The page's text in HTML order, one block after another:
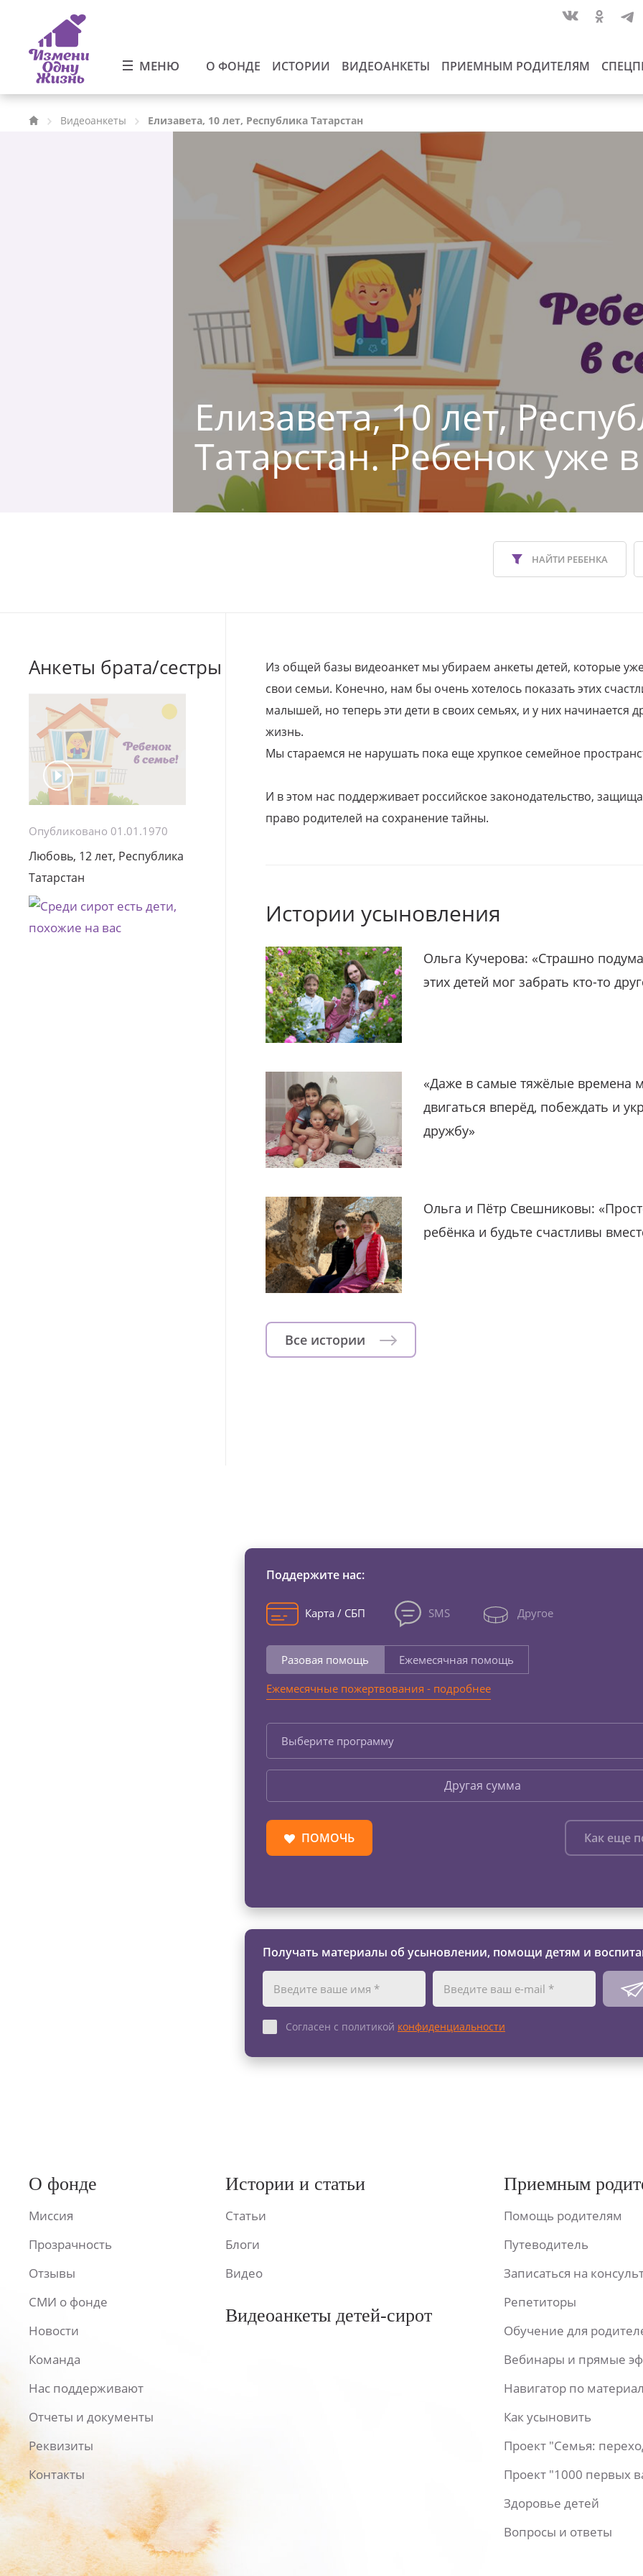
МЕНЮ О ФОНДЕ ИСТОРИИ ВИДЕОАНКЕТЫ ПРИЕМНЫМ РОДИТЕЛЯМ
Видеоанкеты Елизавета, 10 лет, Республика Татарстан
Елизавета, 10 лет,
Татарстан. Ребенок уже
НАЙТИ РЕБЕНКА
Анкеты брата/сестры
Опубликовано 01.01.1970
Любовь, 12 лет, Республика
Татарстан
Из общей базы видеоанкет мы убираем анкеты детей, которые
свои семьи. Конечно, нам бы очень хотелось показать этих
малышей, но теперь эти дети в своих семьях, и у них начинается
жизнь.
Мы стараемся не нарушать пока еще хрупкое семейное
И в этом нас поддерживает российское законодательство,
право родителей на сохранение тайны.
Истории усыновления
Ольга Кучерова: «Страшно
этих детей мог забрать кто-то
«Даже в самые тяжёлые времена
двигаться вперёд, побеждать и
дружбу»
Ольга и Пётр Свешниковы:
ребёнка и будьте счастливы
Все истории
Поддержите нас:
Карта / СБП SMS Другое
Разовая помощь
Ежемесячная помощь
Ежемесячные пожертвования - подробнее
Выберите программу
Другая сумма
ПОМОЧЬ Как еще
Получать материалы об усыновлении, помощи детям и
Согласен с политикой конфиденциальности
О фонде
Миссия
Прозрачность
Отзывы
СМИ о фонде
Новости
Команда
Нас поддерживают
Отчеты и документы
Реквизиты
Контакты
Истории и статьи
Статьи
Блоги
Видео
Видеоанкеты детей-сирот
Приемным
Помощь родителям
Путеводитель
Записаться на
Репетиторы
Обучение для
Вебинары и прямые
Навигатор по
Как усыновить
Проект "Семья:
Проект "1000 первых
Здоровье детей
Вопросы и ответы